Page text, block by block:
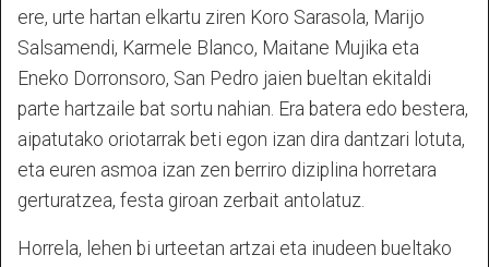
ere, urte hartan elkartu ziren Koro Sarasola, Marijo
Salsamendi, Karmele Blanco, Maitane Mujika eta
Eneko Dorronsoro, San Pedro jaien bueltan ekitaldi
parte hartzaile bat sortu nahian. Era batera edo bestera,
aipatutako oriotarrak beti egon izan dira dantzari lotuta,
eta euren asmoa izan zen berriro diziplina horretara
gerturatzea, festa giroan zerbait antolatuz.
Horrela, lehen bi urteetan artzai eta inudeen bueltako